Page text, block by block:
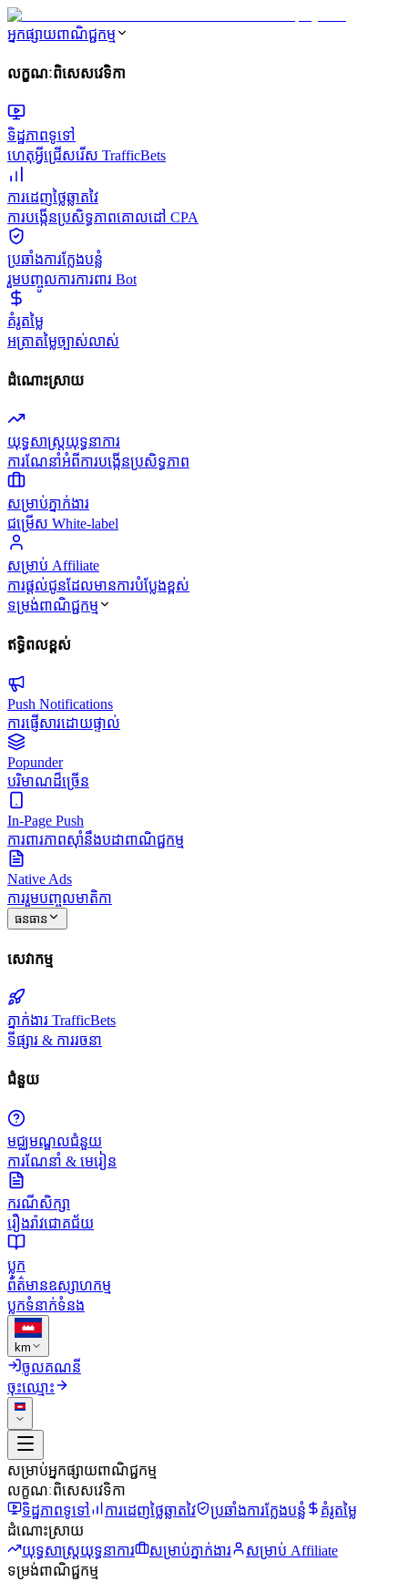
អ្នកផ្សាយពាណិជ្ជកម្ម
លក្ខណៈពិសេសវេទិកា
ទិដ្ឋភាពទូទៅ
ហេតុអ្វីជ្រើសរើស TrafficBets
ការដេញថ្លៃឆ្លាតវៃ
ការបង្កើនប្រសិទ្ធភាពគោលដៅ CPA
ប្រឆាំងការក្លែងបន្លំ
រួមបញ្ចូលការការពារ Bot
គំរូតម្លៃ
អត្រាតម្លៃច្បាស់លាស់
ដំណោះស្រាយ
យុទ្ធសាស្ត្រយុទ្ធនាការ
ការណែនាំអំពីការបង្កើនប្រសិទ្ធភាព
សម្រាប់ភ្នាក់ងារ
ជម្រើស White-label
សម្រាប់ Affiliate
ការផ្តល់ជូនដែលមានការបំប្លែងខ្ពស់
ទម្រង់ពាណិជ្ជកម្ម
ឥទ្ធិពលខ្ពស់
Push Notifications
ការផ្ញើសារដោយផ្ទាល់
Popunder
បរិមាណដ៏ច្រើន
In-Page Push
ការពារភាពស៊ាំនឹងបដាពាណិជ្ជកម្ម
Native Ads
ការរួមបញ្ចូលមាតិកា
ធនធាន
សេវាកម្ម
ភ្នាក់ងារ TrafficBets
ទីផ្សារ & ការរចនា
ជំនួយ
មជ្ឈមណ្ឌលជំនួយ
ការណែនាំ & មេរៀន
ករណីសិក្សា
រឿងរ៉ាវជោគជ័យ
ប្លុក
ព័ត៌មានឧស្សាហកម្ម
ប្លុកទំនាក់ទំនង
km
ចូលគណនី
ចុះឈ្មោះ
សម្រាប់អ្នកផ្សាយពាណិជ្ជកម្ម
លក្ខណៈពិសេសវេទិកា
ទិដ្ឋភាពទូទៅ
ការដេញថ្លៃឆ្លាតវៃ ប្រឆាំងការក្លែងបន្លំ
គំរូតម្លៃ
ដំណោះស្រាយ
យុទ្ធសាស្ត្រយុទ្ធនាការ
សម្រាប់ភ្នាក់ងារ
សម្រាប់ Affiliate
ទម្រង់ពាណិជ្ជកម្ម